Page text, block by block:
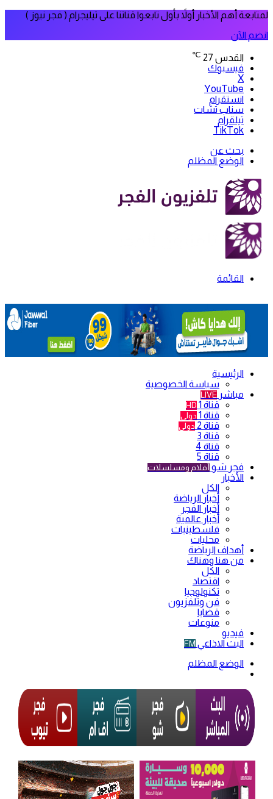
لمتابعة أهم الأخبار أولاً بأول تابعوا قناتنا على تيليجرام ( فجر نيوز )
انضم الآن
القدس 27
℃
فيسبوك
‫X
‫YouTube
انستقرام
سناب تشات
تيلقرام
‫TikTok
بحث عن
الوضع المظلم
القائمة
الرئيسية
سياسة الخصوصية
مباشر LIVE
قناة 1 HD
قناة 1 دولي
قناة 2 دولي
قناة 3
قناة 4
قناة 5
فجر شو أفلام ومسلسلات
الأخبار
الكل
أخبار الرياضة
أخبار الفجر
أخبار عالمية
فلسطينيات
محليات
أهداف الرياضة
من هنا وهناك
الكل
اقتصاد
تكنولوجيا
فن وتلفزيون
قضايا
منوعات
فيديو
البث الاذاعي FM
الوضع المظلم